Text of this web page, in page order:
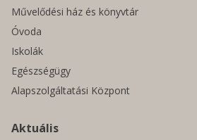
Művelődési ház és könyvtár
Óvoda
Iskolák
Egészségügy
Alapszolgáltatási Központ
Aktuális